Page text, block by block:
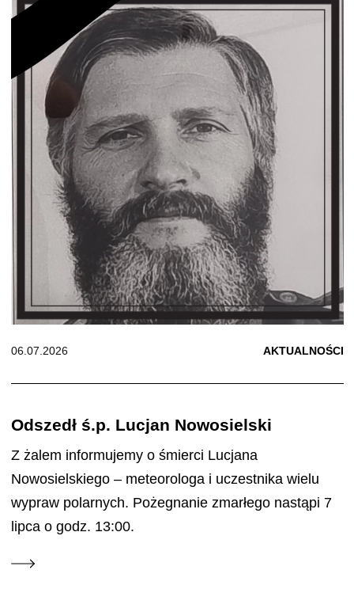
06.07.2026 AKTUALNOŚCI
Odszedł ś.p. Lucjan Nowosielski
Z żalem informujemy o śmierci Lucjana
Nowosielskiego – meteorologa i uczestnika wielu
wypraw polarnych. Pożegnanie zmarłego nastąpi 7
lipca o godz. 13:00.